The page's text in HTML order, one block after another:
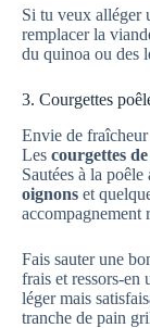
Si tu veux alléger
remplacer la
du quinoa ou des
3. Courgettes
Envie de fraîcheur
Les courgettes de
Sautées à la poêle
oignons et
accompagnement
Fais sauter une
frais et ressors-en
léger mais
tranche de pain